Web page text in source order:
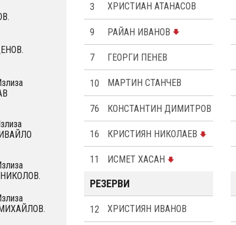
3 ХРИСТИАН АТАНАСОВ
9 РАЙАН ИВАНОВ
7 ГЕОРГИ ПЕНЕВ
10 МАРТИН СТАНЧЕВ
76 КОНСТАНТИН ДИМИТРОВ
16 КРИСТИЯН НИКОЛАЕВ
11 ИСМЕТ ХАСАН
РЕЗЕРВИ
12 ХРИСТИЯН ИВАНОВ